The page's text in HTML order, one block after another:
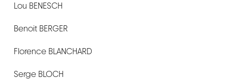
CONTACT
Lou BENESCH
Benoit BERGER
Florence BLANCHARD
Serge BLOCH